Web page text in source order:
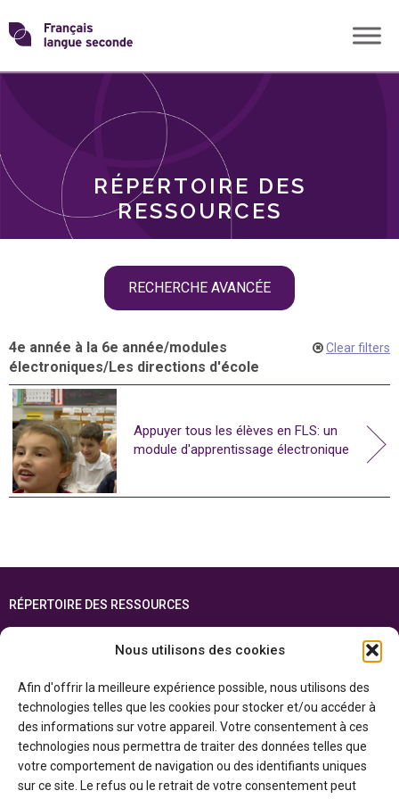
Nous utilisons des cookies
Afin d'offrir la meilleure expérience possible, nous utilisons des
technologies telles que les cookies pour stocker et/ou accéder à
des informations sur votre appareil. Votre consentement à ces
technologies nous permettra de traiter des données telles que
votre comportement de navigation ou des identifiants uniques
sur ce site. Le refus ou le retrait de votre consentement peut
Skip
toTransformons
langue
RÉPERTOIRE DES
RESSOURCES
RECHERCHE AVANCÉE
THÈMES
4e année à la 6e année/modules
électroniques/Les directions d'école
Clear filters
Appuyer tous les élèves en FLS: un
module d'apprentissage électronique
RÉPERTOIRE DES RESSOURCES
ENGLISH
Cette ressource est réalisée grâce au soutien financier du gouvernement de
l’Ontario et du gouvernement duCanada par l’entremise du ministère du
Patrimoine canadien